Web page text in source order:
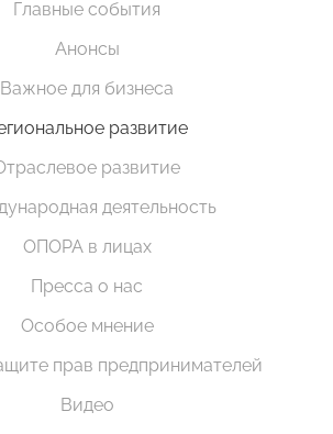
Главные события
Анонсы
Важное для бизнеса
развитие
развитие
деятельность
ОПОРА в лицах
Пресса о нас
Особое мнение
прав предпринимателей
Видео